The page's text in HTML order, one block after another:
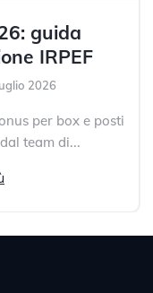
guida
IRPEF
2026
per box e posti
team di...